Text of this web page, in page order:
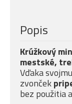
Popis
Krúžkový
mestské,
Vďaka
zvonček
bez použitia